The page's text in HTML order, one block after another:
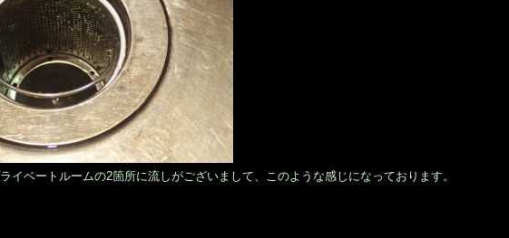
イベートルームの2箇所に流しがございまして、このような感じになっております。